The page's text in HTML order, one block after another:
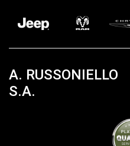
A. RUSSONIELLO
S.A.